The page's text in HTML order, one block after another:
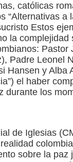
católicas
“Alternativas a
Estos
la
Pastor
Padre Leonel
Hansen y Alba
el haber
durante los
de Iglesias
sobre la paz